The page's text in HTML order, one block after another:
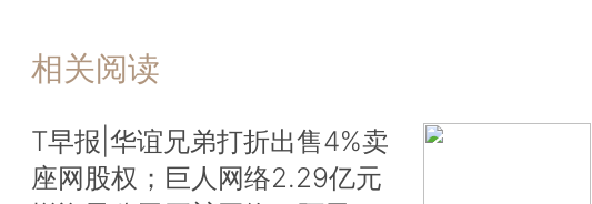
相关阅读
T早报|华谊兄弟打折出售4%卖
座网股权；巨人网络2.29亿元